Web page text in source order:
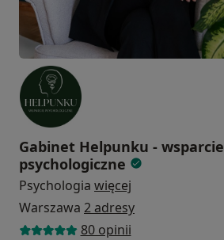
Gabinet Helpunku - wsparcie
psychologiczne
Psychologia więcej
Warszawa 2 adresy
80 opinii